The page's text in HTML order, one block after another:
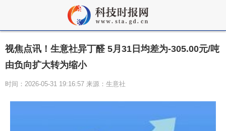
视焦点讯！生意社异丁醛 5月31日均差为-305.00元/吨
由负向扩大转为缩小
时间：2026-05-31 19:16:57 来源：生意社